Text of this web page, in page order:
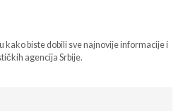
kako biste dobili sve najnovije informacije i
agencija Srbije.